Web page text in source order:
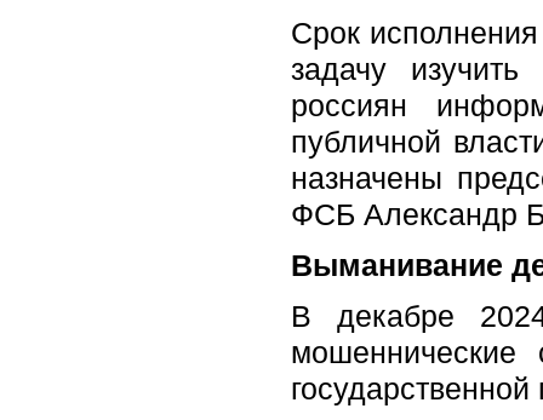
Срок
задачу
россиян
публичной
назначены
ФСБ Александр
Выманивание
В декабре